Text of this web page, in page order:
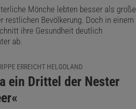
Mönche lebten besser als große
restlichen Bevölkerung. Doch in einem
ihre Gesundheit deutlich
ab.
ERREICHT HELGOLAND
ein Drittel der Nester